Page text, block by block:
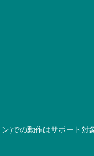
)での動作はサポート